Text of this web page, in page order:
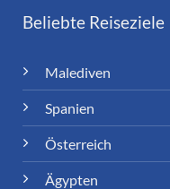
Beliebte Reiseziele
Malediven
Spanien
Österreich
Ägypten